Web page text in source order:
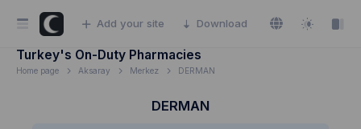
Add your site Download
Turkey's On-Duty Pharmacies
Home page Aksaray Merkez DERMAN
DERMAN